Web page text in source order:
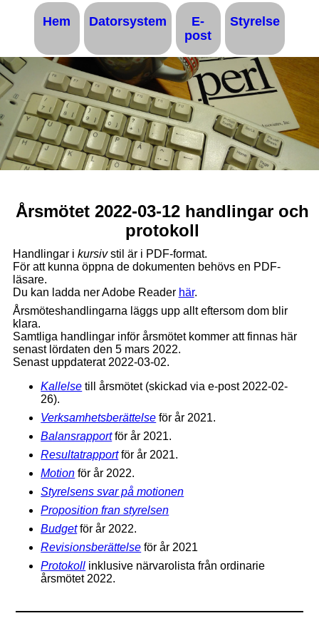
Hem Datorsystem
E-
post
Styrelse
Årsmötet 2022-03-12 handlingar och
protokoll
Handlingar i kursivstil är i PDF-format.
För att kunna öppna de dokumenten behövs en PDF-
läsare.
Du kan ladda ner Adobe Reader här.
Årsmöteshandlingarna läggs upp allt eftersom dom blir
klara.
Samtliga handlingar inför årsmötet kommer att finnas här
senast lördaten den 5 mars 2022.
Senast uppdaterat 2022-03-02.
Kallelse till årsmötet (skickad via e-post 2022-02-
26).
Verksamhetsberättelse för år 2021.
Balansrapportför år 2021.
Resultatrapportför år 2021.
Motion för år 2022.
Styrelsens svar på motionen
Proposition fran styrelsen
Budgetför år 2022.
Revisionsberättelse för år 2021
Protokoll inklusive närvarolista från ordinarie
årsmötet 2022.